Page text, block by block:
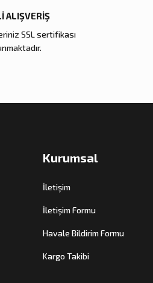
ALIŞVERİŞ
SSL sertifikası
Kurumsal
İletişim
İletişim Formu
Havale Bildirim Formu
Kargo Takibi